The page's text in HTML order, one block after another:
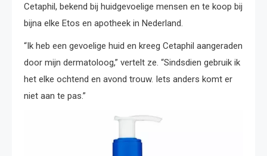
Cetaphil, bekend bij huidgevoelige mensen en te koop bij
bijna elke Etos en apotheek in Nederland.
“Ik heb een gevoelige huid en kreeg Cetaphil aangeraden
door mijn dermatoloog,” vertelt ze. “Sindsdien gebruik ik
het elke ochtend en avond trouw. Iets anders komt er
niet aan te pas.”